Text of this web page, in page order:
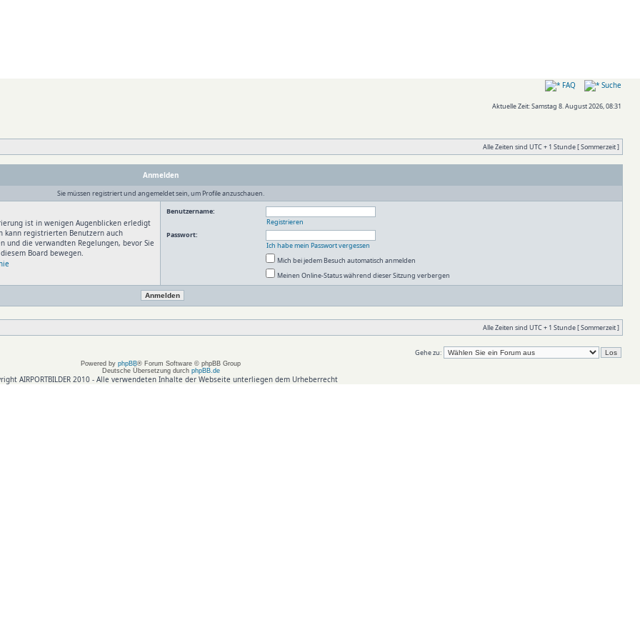
FAQ Suche
Aktuelle Zeit: Samstag 8. August 2026, 08:31
Alle Zeiten sind UTC + 1 Stunde [ Sommerzeit ]
Anmelden
Sie müssen registriert und angemeldet sein, um Profile anzuschauen.
ist in wenigen Augenblicken erledigt
kann registrierten Benutzern auch
und die verwandten Regelungen, bevor Sie
Board bewegen.
Benutzername:
Registrieren
Passwort:
Ich habe mein Passwort vergessen
Mich bei jedem Besuch automatisch anmelden
Meinen Online-Status während dieser Sitzung verbergen
Alle Zeiten sind UTC + 1 Stunde [ Sommerzeit ]
Gehe zu:
Powered by phpBB® Forum Software © phpBB Group
Deutsche Übersetzung durch phpBB.de
AIRPORTBILDER 2010 - Alle verwendeten Inhalte der Webseite unterliegen dem Urheberrecht